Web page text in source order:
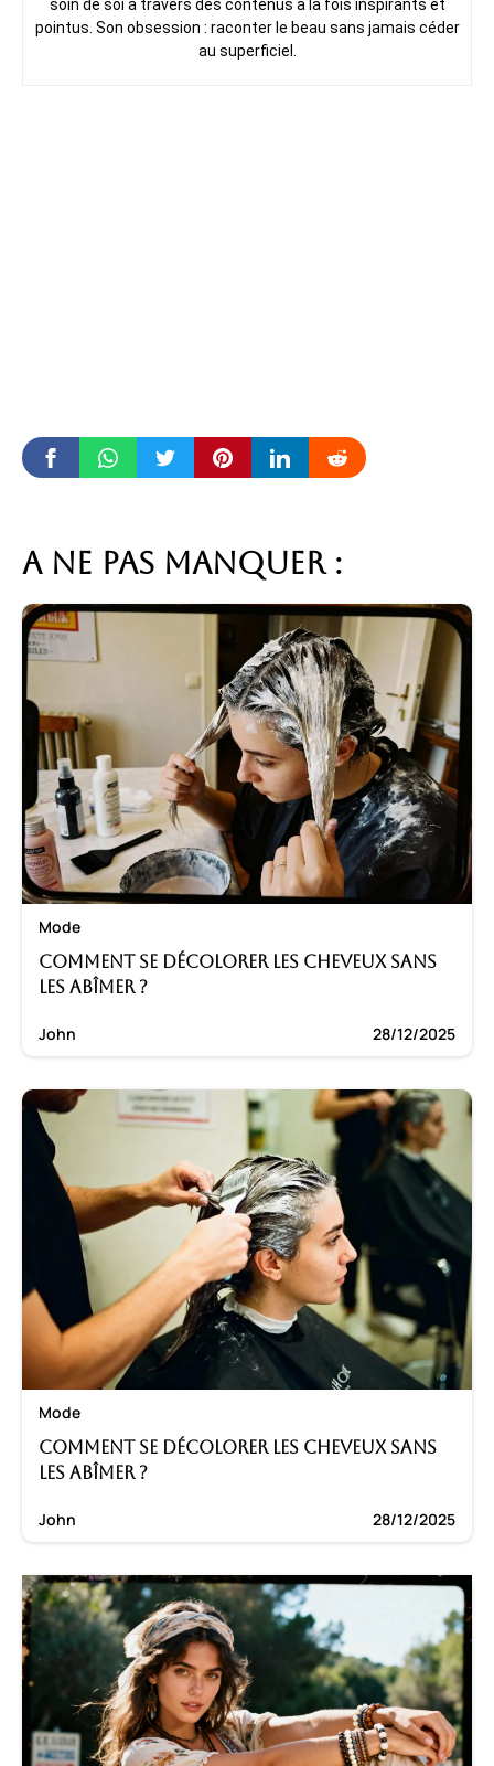
soin de soi à travers des contenus à la fois inspirants et
pointus. Son obsession : raconter le beau sans jamais céder
au superficiel.
A ne pas manquer :
Mode
Comment se décolorer les cheveux sans
les abîmer ?
John 28/12/2025
Mode
Comment se décolorer les cheveux sans
les abîmer ?
John 28/12/2025